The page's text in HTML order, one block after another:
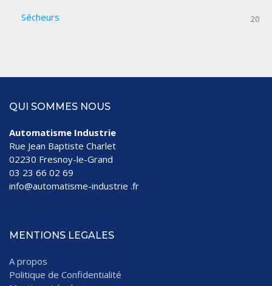
Sécheurs 20
QUI SOMMES NOUS
Automatisme Industrie
Rue Jean Baptiste Charlet
02230 Fresnoy-le-Grand
03 23 66 02 69
info@automatisme-industrie .fr
MENTIONS LEGALES
A propos
Politique de Confidentialité